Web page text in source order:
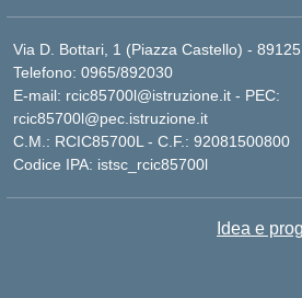
Via D. Bottari, 1 (Piazza Castello) -
Telefono: 0965/892030
E-mail: rcic85700l@istruzione.it - PEC:
rcic85700l@pec.istruzione.it
C.M.: RCIC85700L - C.F.: 92081500800
Codice IPA: istsc_rcic85700l
Idea e